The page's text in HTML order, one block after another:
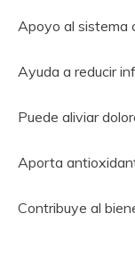
Apoyo al sistema
Ayuda a reducir
Puede aliviar
Aporta
Contribuye al